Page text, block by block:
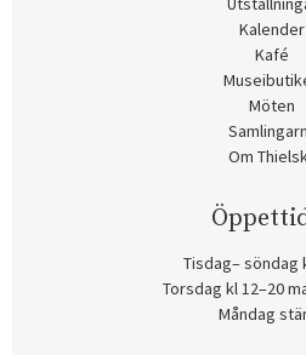
Kalender
Kafé
Möten
Om
Tisdag– söndag
Torsdag kl 12–20
Måndag